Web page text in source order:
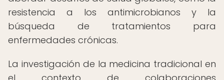
resistencia a los antimicrobianos y la
búsqueda de tratamientos para
enfermedades crónicas.
La investigación de la medicina tradicional en